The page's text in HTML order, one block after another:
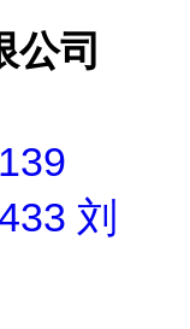
公司
刘